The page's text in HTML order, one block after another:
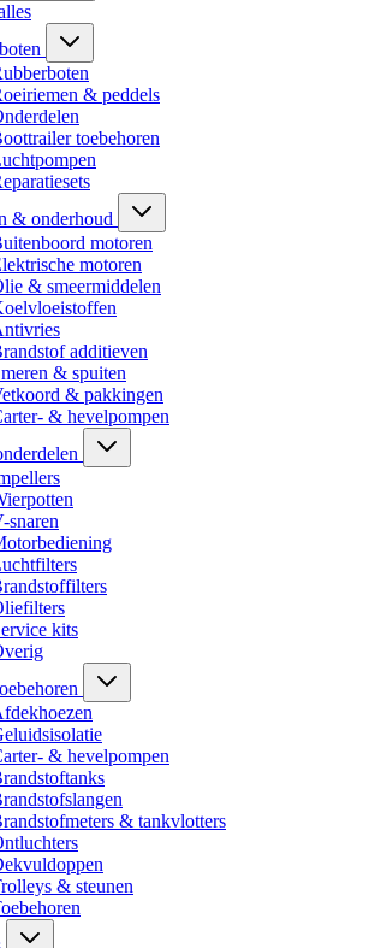
& peddels
toebehoren
& onderhoud
motoren
motoren
& smeermiddelen
additieven
& spuiten
& pakkingen
& hevelpompen
snaren
kits
& hevelpompen
& tankvlotters
& steunen